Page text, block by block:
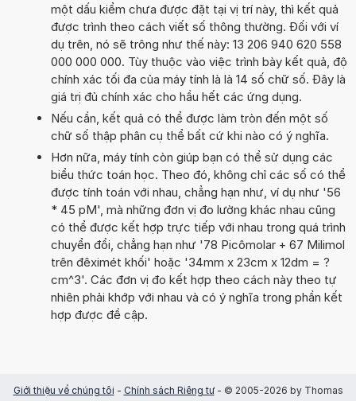
một dấu kiểm chưa được đặt tại vị trí này, thì kết quả
được trình theo cách viết số thông thường. Đối với ví
dụ trên, nó sẽ trông như thế này: 13 206 940 620 558
000 000 000. Tùy thuộc vào việc trình bày kết quả, độ
chính xác tối đa của máy tính là là 14 số chữ số. Đây là
giá trị đủ chính xác cho hầu hết các ứng dụng.
Nếu cần, kết quả có thể được làm tròn đến một số
chữ số thập phân cụ thể bất cứ khi nào có ý nghĩa.
Hơn nữa, máy tính còn giúp bạn có thể sử dụng các
biểu thức toán học. Theo đó, không chỉ các số có thể
được tính toán với nhau, chẳng hạn như, ví dụ như '56
* 45 pM', mà những đơn vị đo lường khác nhau cũng
có thể được kết hợp trực tiếp với nhau trong quá trình
chuyển đổi, chẳng hạn như '78 Picômolar + 67 Milimol
trên đêximét khối' hoặc '34mm x 23cm x 12dm = ?
cm^3'. Các đơn vị đo kết hợp theo cách này theo tự
nhiên phải khớp với nhau và có ý nghĩa trong phần kết
hợp được đề cập.
Giới thiệu về chúng tôi - Chính sách Riêng tư- © 2005-2026 by Thomas